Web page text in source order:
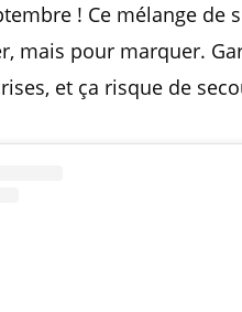
! Ce mélange de
mais pour marquer.
et ça risque de